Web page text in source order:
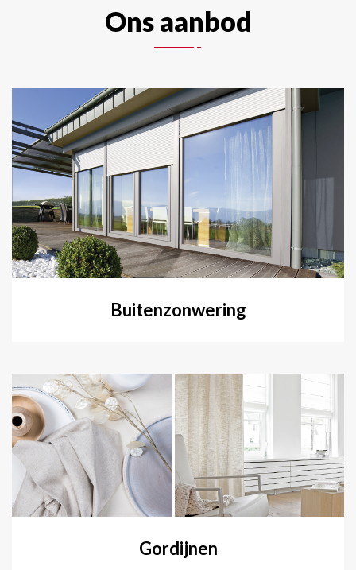
Ons aanbod
Buitenzonwering
Gordijnen